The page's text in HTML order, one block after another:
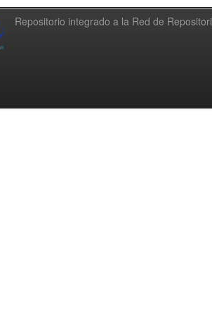
Repositorio integrado a la Red de